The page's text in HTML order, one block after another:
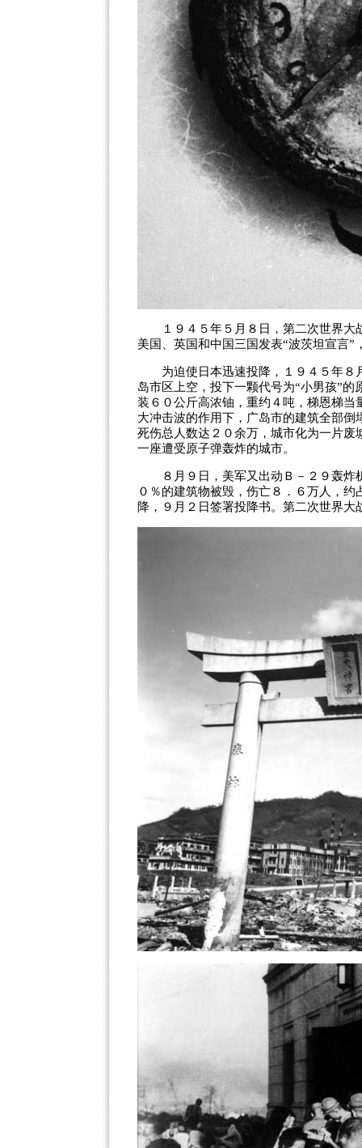
１９４５年５月８日，第二次世界大
美国、英国和中国三国发表“波茨坦宣言
为迫使日本迅速投降，１９４５年８
岛市区上空，投下一颗代号为“小男孩”
装６０公斤高浓铀，重约４吨，梯恩梯
大冲击波的作用下，广岛市的建筑全部
死伤总人数达２０余万，城市化为一片
一座遭受原子弹轰炸的城市。
８月９日，美军又出动Ｂ－２９轰炸
０％的建筑物被毁，伤亡８．６万人，
降，９月２日签署投降书。第二次世界大